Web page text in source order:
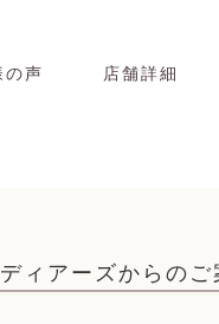
の声 店舗詳細
ディアーズからのご